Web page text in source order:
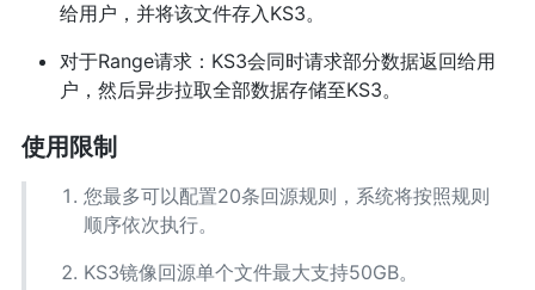
给用户，并将该文件存入KS3。
对于Range请求：KS3会同时请求部分数据返回给用
户，然后异步拉取全部数据存储至KS3。
使用限制
您最多可以配置20条回源规则，系统将按照规则
顺序依次执行。
KS3镜像回源单个文件最大支持50GB。